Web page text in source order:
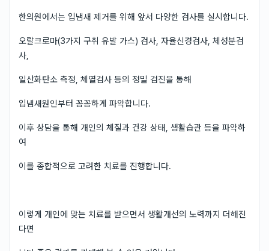
한의원에서는 입냄새 제거를 위해 앞서 다양한 검사를 실시합니다.
오랄크로마(3가지 구취 유발 가스) 검사, 자율신경검사, 체성분검
사,
일산화탄소 측정, 체열검사 등의 정밀 검진을 통해
입냄새원인부터 꼼꼼하게 파악합니다.
이후 상담을 통해 개인의 체질과 건강 상태, 생활습관 등을 파악하
여
이를 종합적으로 고려한 치료를 진행합니다.
이렇게 개인에 맞는 치료를 받으면서 생활개선의 노력까지 더해진
다면